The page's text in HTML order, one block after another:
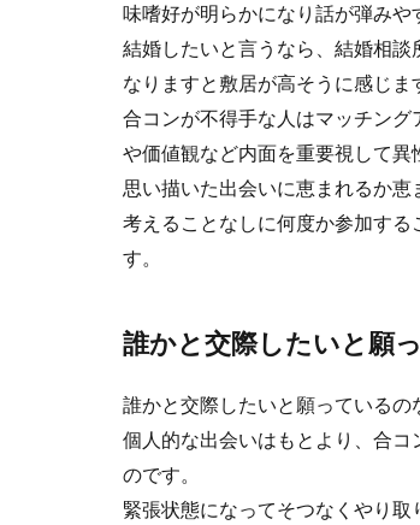
味嗜好が明らかになり話が弾みや
結婚したいと言うなら、結婚相
なりますと敷居が高そうに感じま
合コンが不得手な人はマッチン
や価値観など内面を重要視して異
思い描いた出会いに恵まれるか
考えることなしに何度か参加す
す。
誰かと交際したいと願
誰かと交際したいと願っている
個人的な出会いはもとより、合
のです。
緊張状態になってそつなくやり